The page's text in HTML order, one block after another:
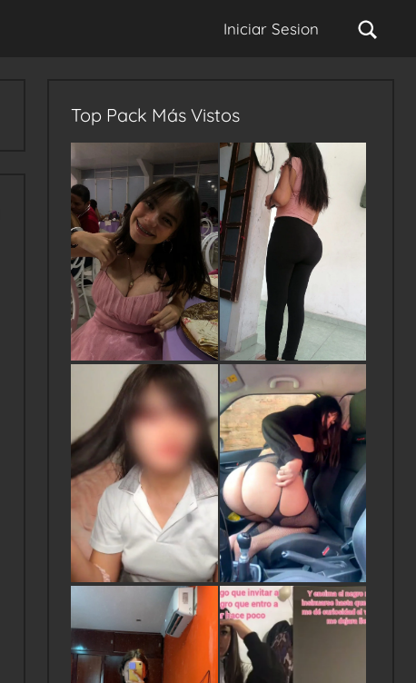
Iniciar Sesion
Top Pack Más Vistos